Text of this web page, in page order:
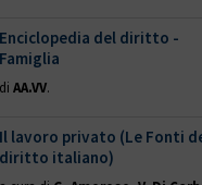
Enciclopedia del diritto -
Famiglia
di AA.VV.
Il lavoro privato (Le Fonti
diritto italiano)